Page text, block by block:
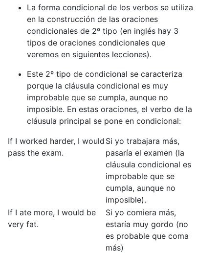
La forma condicional de los verbos se utiliza
en la construcción de las oraciones
condicionales de 2º tipo (en inglés hay 3
tipos de oraciones condicionales que
veremos en siguientes lecciones).
Este 2º tipo de condicional se caracteriza
porque la cláusula condicional es muy
improbable que se cumpla, aunque no
imposible. En estas oraciones, el verbo de la
cláusula principal se pone en condicional:
If I worked harder, I would
pass the exam.
Si yo trabajara más,
pasaría el examen (la
cláusula condicional es
improbable que se
cumpla, aunque no
imposible).
If I ate more, I would be
very fat.
Si yo comiera más,
estaría muy gordo (no
es probable que coma
más)